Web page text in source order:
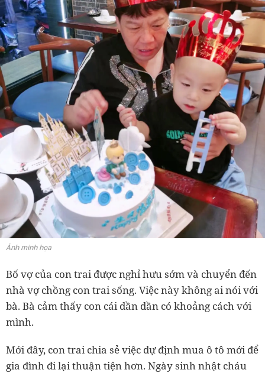
Ảnh minh họa
Bố vợ của con trai được nghỉ hưu sớm và chuyển đến
nhà vợ chồng con trai sống. Việc này không ai nói với
bà. Bà cảm thấy con cái dần dần có khoảng cách với
mình.
Mới đây, con trai chia sẻ việc dự định mua ô tô mới để
gia đình đi lại thuận tiện hơn. Ngày sinh nhật cháu